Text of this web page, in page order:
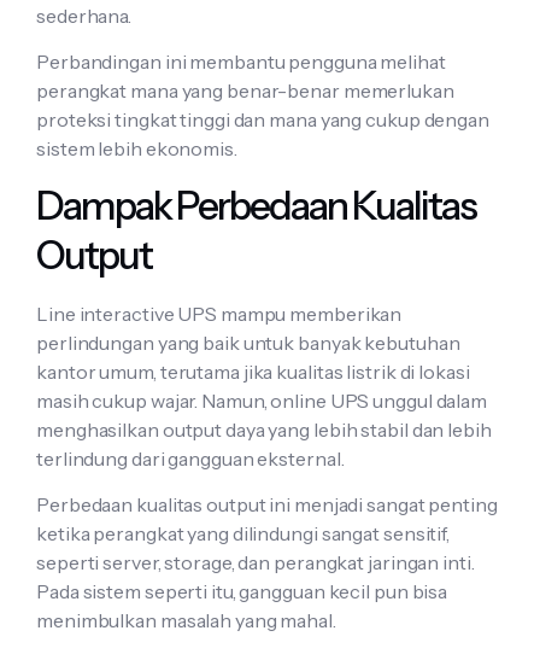
sederhana.
Perbandingan ini membantu pengguna melihat
perangkat mana yang benar-benar memerlukan
proteksi tingkat tinggi dan mana yang cukup dengan
sistem lebih ekonomis.
Dampak Perbedaan Kualitas
Output
Line interactive UPS mampu memberikan
perlindungan yang baik untuk banyak kebutuhan
kantor umum, terutama jika kualitas listrik di lokasi
masih cukup wajar. Namun, online UPS unggul dalam
menghasilkan output daya yang lebih stabil dan lebih
terlindung dari gangguan eksternal.
Perbedaan kualitas output ini menjadi sangat penting
ketika perangkat yang dilindungi sangat sensitif,
seperti server, storage, dan perangkat jaringan inti.
Pada sistem seperti itu, gangguan kecil pun bisa
menimbulkan masalah yang mahal.